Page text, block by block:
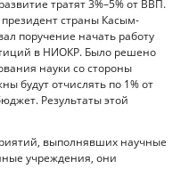
тратят 3%–5% от ВВП.
страны Касым-
поручение начать работу
в НИОКР. Было решено
науки со стороны
будут отчислять по 1% от
Результаты этой
выполнявших научные
учреждения, они